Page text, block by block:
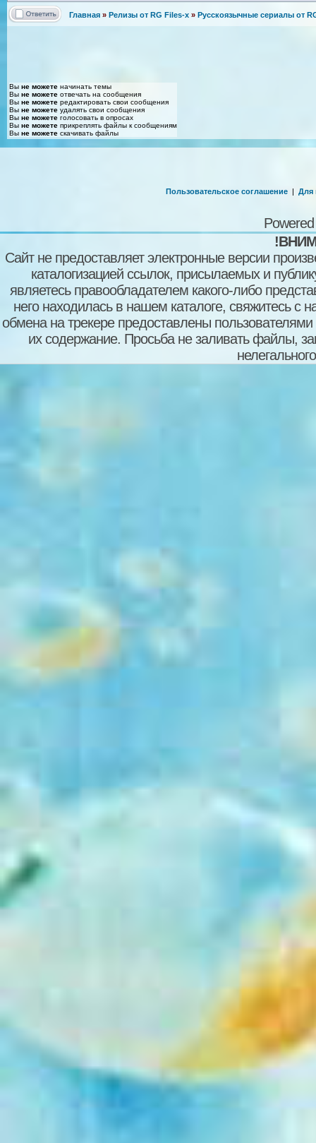
Главная » Релизы от RG Files-x » Русскоязычные сериалы от
Вы не можете начинать темы
Вы не можете отвечать на сообщения
Вы не можете редактировать свои сообщения
Вы не можете удалять свои сообщения
Вы не можете голосовать в опросах
Вы не можете прикреплять файлы к сообщениям
Вы не можете скачивать файлы
Пользовательское соглашение | Для
Сайт не предоставляет электронные версии
каталогизацией ссылок, присылаемых и
являетесь правообладателем какого-либо
него находилась в нашем каталоге, свяжитесь
обмена на трекере предоставлены пользователями
их содержание. Просьба не заливать файлы,